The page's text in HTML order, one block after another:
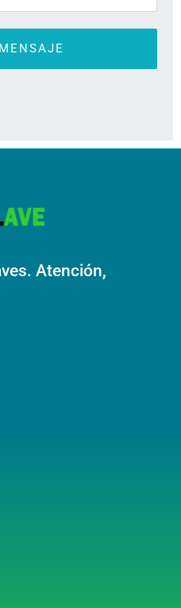
Atención,